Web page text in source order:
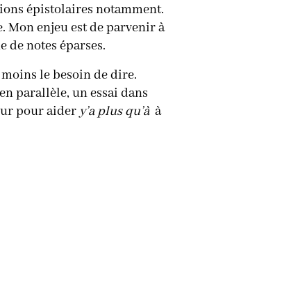
épistolaires notamment.
Mon enjeu est de parvenir à
de notes éparses.
moins le besoin de dire.
parallèle, un essai dans
pour aidery’a plus qu’à à